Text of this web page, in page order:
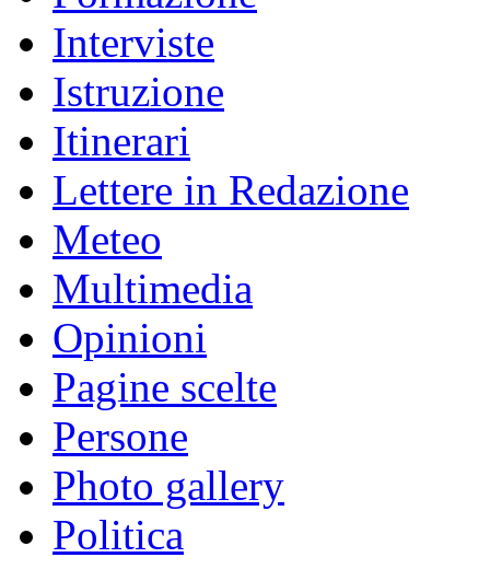
Interviste
Istruzione
Itinerari
Lettere in Redazione
Meteo
Multimedia
Opinioni
Pagine scelte
Persone
Photo gallery
Politica